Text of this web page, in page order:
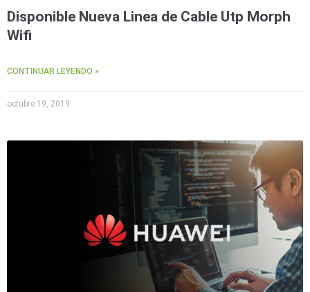
Disponible Nueva Linea de Cable Utp Morph
Wifi
CONTINUAR LEYENDO »
octubre 19, 2019